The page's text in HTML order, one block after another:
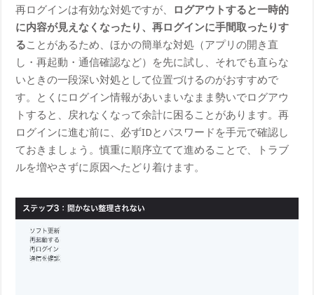
再ログインは有効な対処ですが、 ログアウトすると一時的
に内容が見えなくなったり、再ログインに手間取ったりす
ることがあるため、ほかの簡単な対処（アプリの開き直
し・再起動・通信確認など）を先に試し、それでも直らな
いときの一段深い対処として位置づけるのがおすすめで
す。とくにログイン情報があいまいなまま勢いでログアウ
トすると、戻れなくなって余計に困ることがあります。再
ログインに進む前に、必ずIDとパスワードを手元で確認し
ておきましょう。慎重に順序立てて進めることで、トラブ
ルを増やさずに原因へたどり着けます。